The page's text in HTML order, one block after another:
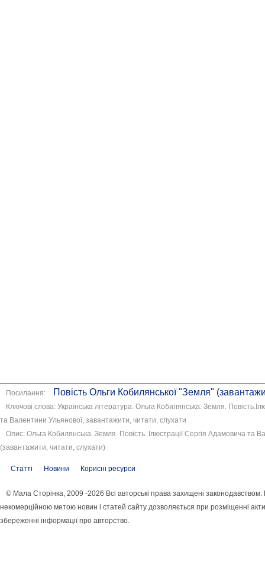
Посилання: Повість Ольги Кобилянської "Земля"
Ключові слова: Українська література. Ольга Кобилянська. Земля.
та Валентини Ульянової, завантажити, читати, слухати
Опис: Ольга Кобилянська. Земля. Повість. Ілюстрації Сергія Адамовича та
(завантажити, читати, слухати)
Статті Новини Корисні ресурси
© Мала Сторінка, 2009 -2026 Всі авторські права захищені
некомерційною метою новин і статей сайту дозволяється при розміщенні
збереженні інформації про авторство.